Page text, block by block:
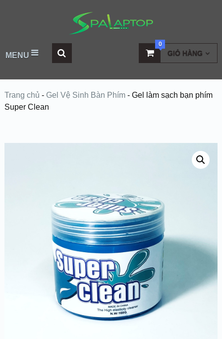
MENU GIỎ HÀNG
0
Trang chủ - Gel Vệ Sinh Bàn Phím- Gel làm sạch bạn phím
Super Clean